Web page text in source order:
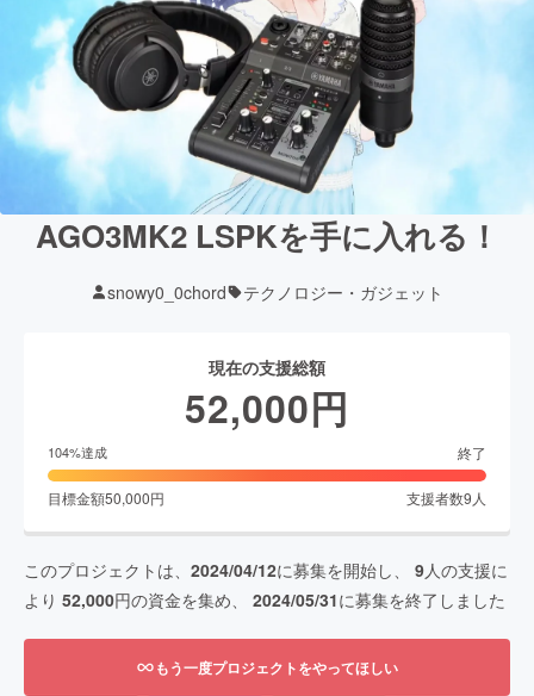
AGO3MK2 LSPKを手に入れる！
snowy0_0chord テクノロジー・ガジェット
現在の支援総額
52,000円
104%達成 終了
目標金額50,000円 支援者数9 人
このプロジェクトは、 2024/04/12に募集を開始し、 9人の支援に
より 52,000円の資金を集め、 2024/05/31に募集を終了しました
もう一度プロジェクトをやってほしい